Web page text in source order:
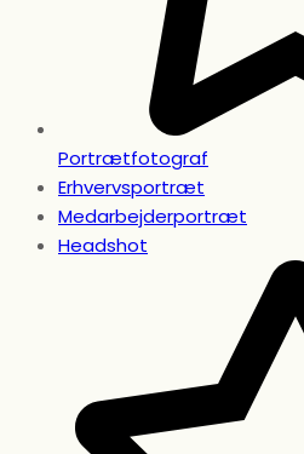
Portrætfotograf
Erhvervsportræt
Medarbejderportræt
Headshot